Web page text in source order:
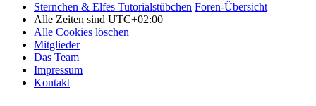
Sternchen & Elfes Tutorialstübchen Foren-Übersicht
Alle Zeiten sind UTC+02:00
Alle Cookies löschen
Mitglieder
Das Team
Impressum
Kontakt